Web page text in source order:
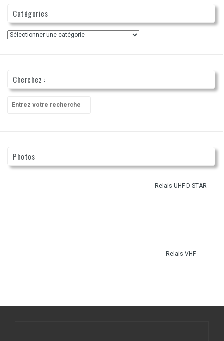
Catégories
Catégories
Cherchez :
pour
Photos
Relais UHF D-STAR
Relais VHF